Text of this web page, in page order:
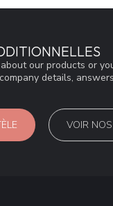
our products or
details,
VOIR